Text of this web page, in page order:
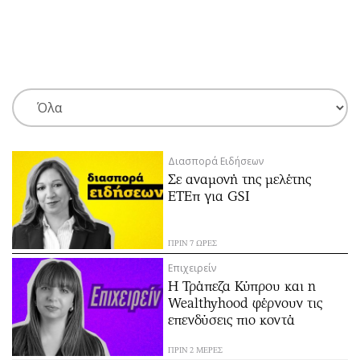
ΚΑΤΗΓΟΡΙΕΣ ΣΥΝΔΕΣΗ
Κύπρος
Παιδεία
Υγεία
Πολιτική
Βουλευτικές 2026
Εκλογές 2024
Προεδρικές 2023
Δημοσκοπήσεις
Διπλωματία
Απόψεις
Αρθρογραφία
Αγγελίες
Ενοικιάζονται
Πωλούνται
Ζητούν εργασία
Θέσεις εργασίας
Διασπορά Ειδήσεων
Σε αναμονή της μελέτης
ΕΤΕπ για GSI
ΠΡΙΝ 7 ΩΡΕΣ
Επιχειρείν
Η Τράπεζα Κύπρου και η
Wealthyhood φέρνουν τις
επενδύσεις πιο κοντά
ΠΡΙΝ 2 ΜΕΡΕΣ